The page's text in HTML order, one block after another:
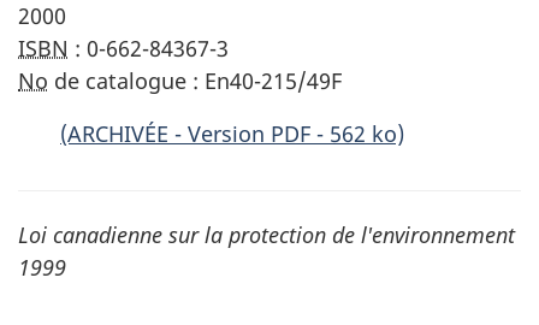
2000
ISBN : 0-662-84367-3
No de catalogue : En40-215/49F
(ARCHIVÉE - Version PDF - 562 ko)
Loi canadienne sur la protection de l'environnement
1999